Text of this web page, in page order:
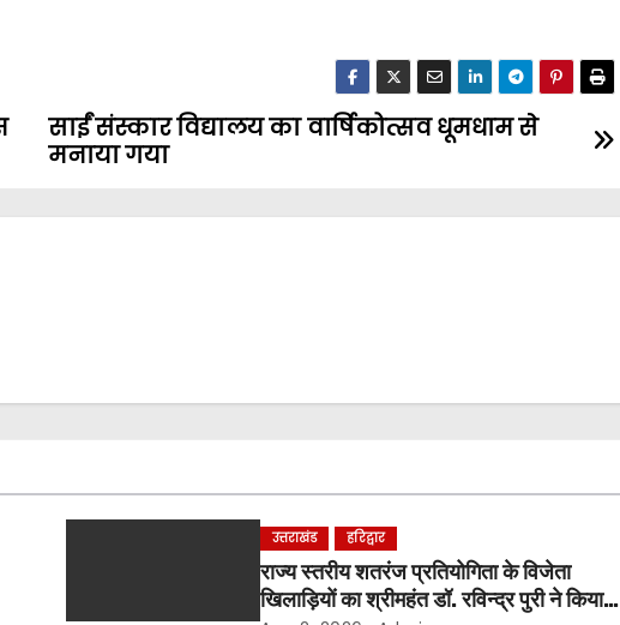
साईं संस्कार विद्यालय का वार्षिकोत्सव धूमधाम से
मनाया गया
उत्तराखंड हरिद्वार
राज्य स्तरीय शतरंज प्रतियोगिता के विजेता
खिलाड़ियों का श्रीमहंत डॉ. रविन्द्र पुरी ने किया